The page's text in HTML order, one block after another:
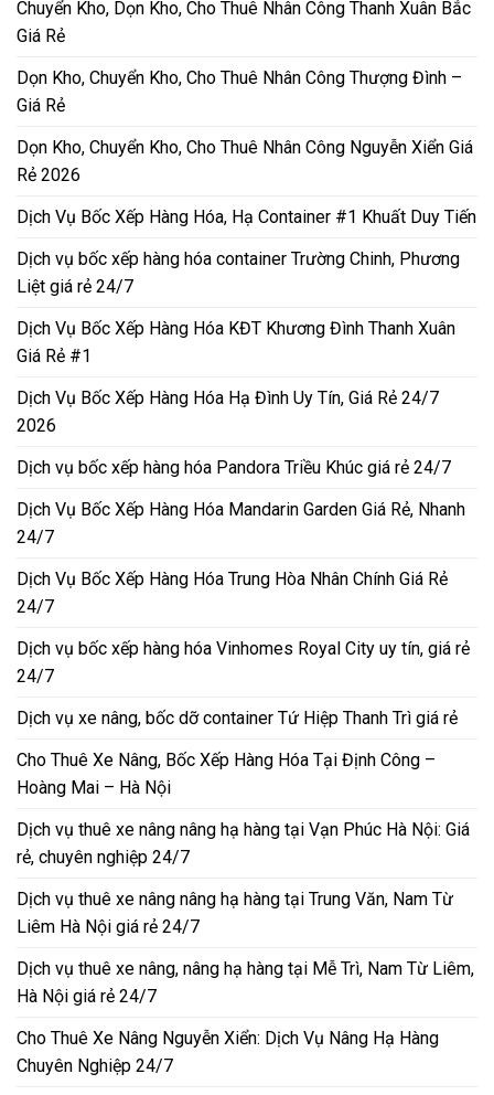
Chuyển Kho, Dọn Kho, Cho Thuê Nhân Công Thanh Xuân Bắc
Giá Rẻ
Dọn Kho, Chuyển Kho, Cho Thuê Nhân Công Thượng Đình –
Giá Rẻ
Dọn Kho, Chuyển Kho, Cho Thuê Nhân Công Nguyễn Xiển Giá
Rẻ 2026
Dịch Vụ Bốc Xếp Hàng Hóa, Hạ Container #1 Khuất Duy Tiến
Dịch vụ bốc xếp hàng hóa container Trường Chinh, Phương
Liệt giá rẻ 24/7
Dịch Vụ Bốc Xếp Hàng Hóa KĐT Khương Đình Thanh Xuân
Giá Rẻ #1
Dịch Vụ Bốc Xếp Hàng Hóa Hạ Đình Uy Tín, Giá Rẻ 24/7
2026
Dịch vụ bốc xếp hàng hóa Pandora Triều Khúc giá rẻ 24/7
Dịch Vụ Bốc Xếp Hàng Hóa Mandarin Garden Giá Rẻ, Nhanh
24/7
Dịch Vụ Bốc Xếp Hàng Hóa Trung Hòa Nhân Chính Giá Rẻ
24/7
Dịch vụ bốc xếp hàng hóa Vinhomes Royal City uy tín, giá rẻ
24/7
Dịch vụ xe nâng, bốc dỡ container Tứ Hiệp Thanh Trì giá rẻ
Cho Thuê Xe Nâng, Bốc Xếp Hàng Hóa Tại Định Công –
Hoàng Mai – Hà Nội
Dịch vụ thuê xe nâng nâng hạ hàng tại Vạn Phúc Hà Nội: Giá
rẻ, chuyên nghiệp 24/7
Dịch vụ thuê xe nâng nâng hạ hàng tại Trung Văn, Nam Từ
Liêm Hà Nội giá rẻ 24/7
Dịch vụ thuê xe nâng, nâng hạ hàng tại Mễ Trì, Nam Từ Liêm,
Hà Nội giá rẻ 24/7
Cho Thuê Xe Nâng Nguyễn Xiển: Dịch Vụ Nâng Hạ Hàng
Chuyên Nghiệp 24/7